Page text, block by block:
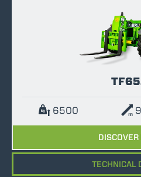
6500 9
DISCOVER
TECHNICAL